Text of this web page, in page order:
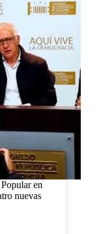
en
nuevas